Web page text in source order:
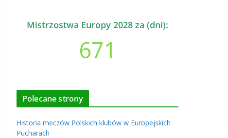
Mistrzostwa Europy 2028 za (dni):
671
Polecane strony
Historia meczów Polskich klubów w Europejskich
Pucharach